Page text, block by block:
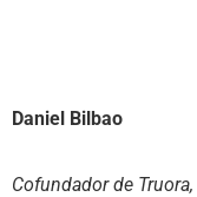
Daniel Bilbao
Cofundador de